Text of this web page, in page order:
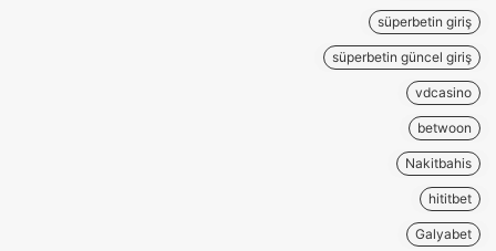
süperbetin giriş
süperbetin güncel giriş
vdcasino
betwoon
Nakitbahis
hititbet
Galyabet